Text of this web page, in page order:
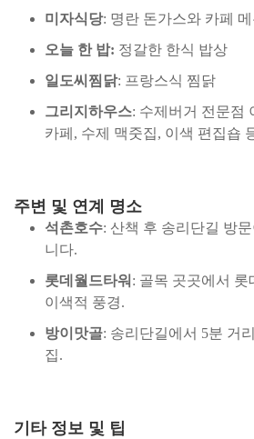
미자식당: 명란 돈가스와 카페
오늘 한 밥: 정갈한 한식 밥상
일도씨찜닭: 프랑스식 찜닭
그리지하우스: 수제버거 전문점
카페, 수제 맥줏집, 이색 편집숍
주변 및 연계 명소
석촌호수: 산책 후 송리단길 방
니다.
롯데월드타워 : 골목 곳곳에서
이색적 풍경.
방이맛골: 송리단길에서 5분 거
집.
기타 정보 및 팁